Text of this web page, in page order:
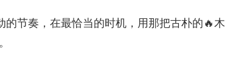
的节奏，在最恰当的时机，用那把古朴的🔥木